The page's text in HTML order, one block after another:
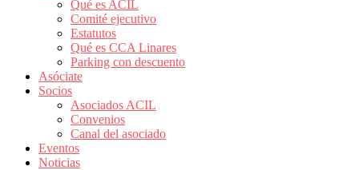
Qué es ACIL
Comité ejecutivo
Estatutos
Qué es CCA Linares
Parking con descuento
Asóciate
Socios
Asociados ACIL
Convenios
Canal del asociado
Eventos
Noticias